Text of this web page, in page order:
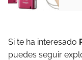
Si te ha interesado
puedes seguir